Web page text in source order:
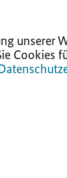
unserer
Cookies